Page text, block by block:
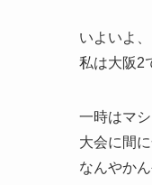
いよいよ
私は大阪2
一時はマ
大会に間
なんやか